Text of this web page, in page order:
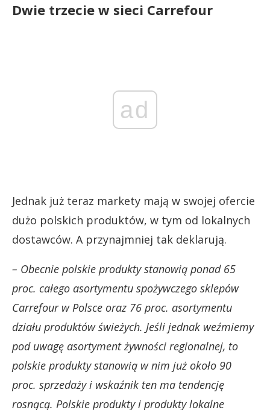
Dwie trzecie w sieci Carrefour
ad
Jednak już teraz markety mają w swojej ofercie
dużo polskich produktów, w tym od lokalnych
dostawców. A przynajmniej tak deklarują.
– Obecnie polskie produkty stanowią ponad 65
proc. całego asortymentu spożywczego sklepów
Carrefour w Polsce oraz 76 proc. asortymentu
działu produktów świeżych. Jeśli jednak weźmiemy
pod uwagę asortyment żywności regionalnej, to
polskie produkty stanowią w nim już około 90
proc. sprzedaży i wskaźnik ten ma tendencję
rosnącą. Polskie produkty i produkty lokalne